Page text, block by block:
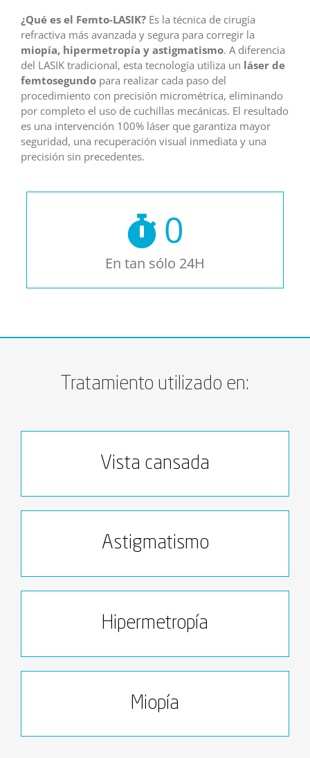
¿Qué es el Femto-LASIK? Es la técnica de cirugía
refractiva más avanzada y segura para corregir la
miopía, hipermetropía y astigmatismo. A diferencia
del LASIK tradicional, esta tecnología utiliza un láser de
femtosegundo para realizar cada paso del
procedimiento con precisión micrométrica, eliminando
por completo el uso de cuchillas mecánicas. El resultado
es una intervención 100% láser que garantiza mayor
seguridad, una recuperación visual inmediata y una
precisión sin precedentes.
0
En tan sólo 24H
Tratamiento utilizado en:
Vista cansada
Astigmatismo
Hipermetropía
Miopía